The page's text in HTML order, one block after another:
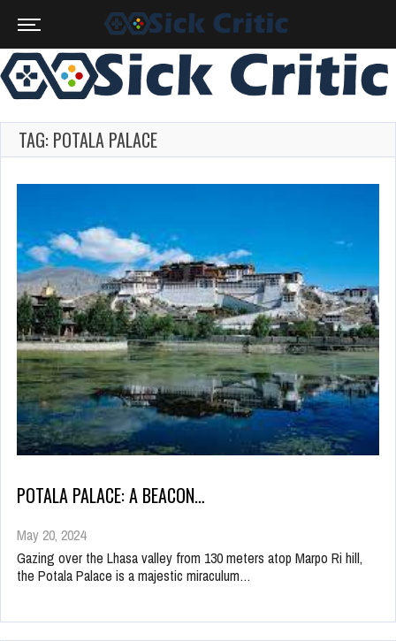
TAG: POTALA PALACE
POTALA PALACE: A BEACON…
May 20, 2024
Gazing over the Lhasa valley from 130 meters atop Marpo Ri hill,
the Potala Palace is a majestic miraculum…